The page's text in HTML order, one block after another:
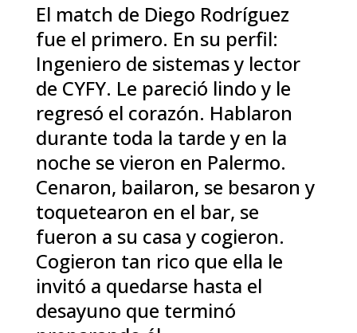
El match de Diego Rodríguez
fue el primero. En su perfil:
Ingeniero de sistemas y lector
de CYFY. Le pareció lindo y le
regresó el corazón. Hablaron
durante toda la tarde y en la
noche se vieron en Palermo.
Cenaron, bailaron, se besaron y
toquetearon en el bar, se
fueron a su casa y cogieron.
Cogieron tan rico que ella le
invitó a quedarse hasta el
desayuno que terminó